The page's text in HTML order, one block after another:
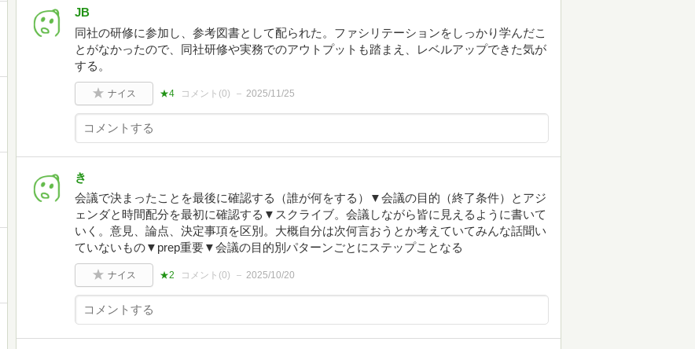
JB
同社の研修に参加し、参考図書として配られた。ファシリテーションをしっかり学んだこ
とがなかったので、同社研修や実務でのアウトプットも踏まえ、レベルアップできた気が
する。
ナイス ★4 コメント(0) 2025/11/25
き
会議で決まったことを最後に確認する（誰が何をする）▼会議の目的（終了条件）とアジ
ェンダと時間配分を最初に確認する▼スクライブ。会議しながら皆に見えるように書いて
いく。意見、論点、決定事項を区別。大概自分は次何言おうとか考えていてみんな話聞い
ていないもの▼prep重要▼会議の目的別パターンごとにステップことなる
ナイス ★2 コメント(0) 2025/10/20